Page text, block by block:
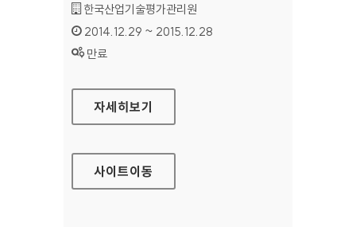
기관명 :
한국산업기술평가관리원
인증기간 :
2014.12.29 ~ 2015.12.28
상태 :
만료
한국산업기술평가관리원 홈페이지
자세히보기
사이트이동